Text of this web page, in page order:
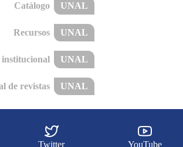
Catálogo UNAL
Recursos UNAL
UNAL
de revistas UNAL
Twitter YouTube